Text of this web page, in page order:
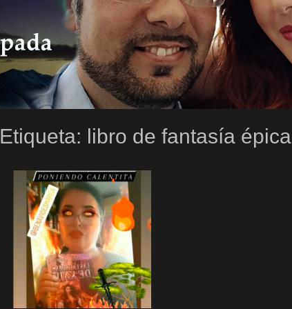
Etiqueta: libro de fantasía épica